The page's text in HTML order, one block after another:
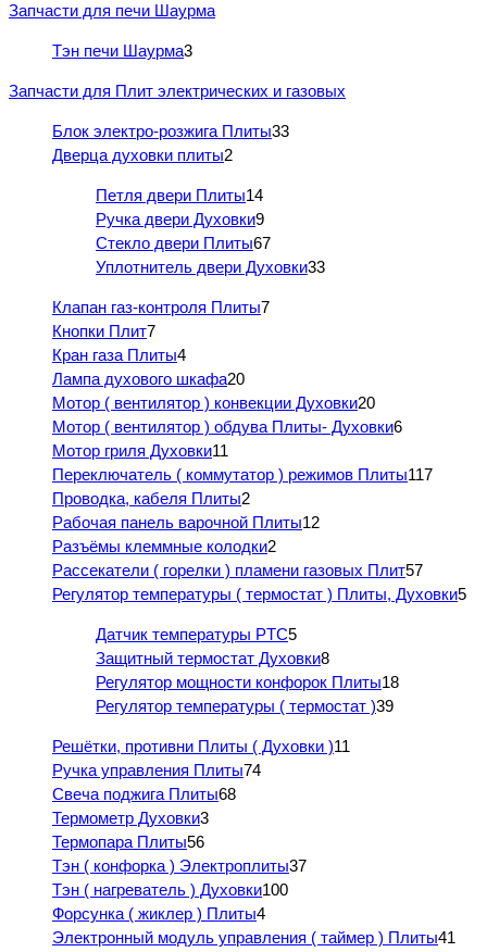
Запчасти для печи Шаурма
Тэн печи Шаурма3
Запчасти для Плит электрических и газовых
Блок электро-розжига Плиты33
Дверца духовки плиты2
Петля двери Плиты14
Ручка двери Духовки9
Стекло двери Плиты67
Уплотнитель двери Духовки33
Клапан газ-контроля Плиты7
Кнопки Плит7
Кран газа Плиты4
Лампа духового шкафа20
Мотор ( вентилятор ) конвекции Духовки20
Мотор ( вентилятор ) обдува Плиты- Духовки6
Мотор гриля Духовки11
Переключатель ( коммутатор ) режимов Плиты117
Проводка, кабеля Плиты2
Рабочая панель варочной Плиты12
Разъёмы клеммные колодки2
Рассекатели ( горелки ) пламени газовых Плит57
Регулятор температуры ( термостат ) Плиты, Духовки5
Датчик температуры PTC5
Защитный термостат Духовки8
Регулятор мощности конфорок Плиты18
Регулятор температуры ( термостат )39
Решётки, противни Плиты ( Духовки )11
Ручка управления Плиты74
Свеча поджига Плиты68
Термометр Духовки3
Термопара Плиты56
Тэн ( конфорка ) Электроплиты37
Тэн ( нагреватель ) Духовки100
Форсунка ( жиклер ) Плиты4
Электронный модуль управления ( таймер ) Плиты41